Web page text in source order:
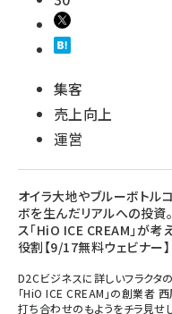
集客
売上向上
運営
オイラ大地やブルーボトル
ボを生んだリアルへの投資
ス「HiO ICE CREAM」が考
役割【9/17無料ウェビナー】
D2Cビジネスに詳しいフラクタ
「HiO ICE CREAM」の創業者
打ち合わせのもようをチラ見せ
参加登録はこちら↑